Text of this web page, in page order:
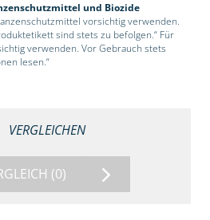
und Biozide
vorsichtig verwenden.
sind stets zu befolgen.“ Für
verwenden. Vor Gebrauch stets
lesen.“
VERGLEICHEN
(0)